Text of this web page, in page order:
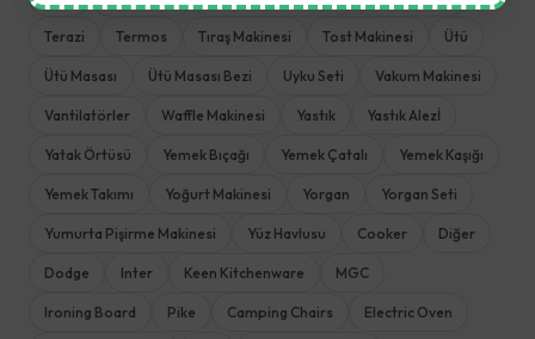
Terazi Termos Tıraş Makinesi Tost Makinesi Ütü
Ütü Masası Ütü Masası Bezi Uyku Seti Vakum Makinesi
Vantilatörler Waffle Makinesi Yastık Yastık Alezİ
Yatak Örtüsü Yemek Bıçağı Yemek Çatalı Yemek Kaşığı
Yemek Takımı Yoğurt Makinesi Yorgan Yorgan Seti
Yumurta Pişirme Makinesi Yüz Havlusu Cooker Diğer
Dodge Inter Keen Kitchenware MGC
Ironing Board Pike Camping Chairs Electric Oven